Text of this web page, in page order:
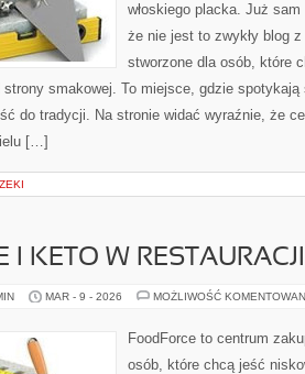
włoskiego placka. Już
że nie jest to zwykły blog
stworzone dla osób, które
strony smakowej. To miejsce, gdzie
do tradycji. Na stronie widać wyraźnie, że
[…]
I KETO W RESTAURACJI
MAR - 9 - 2026 MOŻLIWOŚĆ
FoodForce to centrum
osób, które chcą jeść